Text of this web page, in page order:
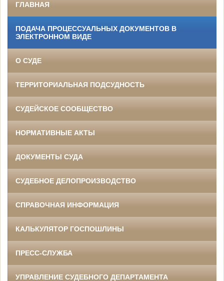
ГЛАВНАЯ
ПОДАЧА ПРОЦЕССУАЛЬНЫХ ДОКУМЕНТОВ В
ЭЛЕКТРОННОМ ВИДЕ
О СУДЕ
ТЕРРИТОРИАЛЬНАЯ ПОДСУДНОСТЬ
СУДЕЙСКОЕ СООБЩЕСТВО
НОРМАТИВНЫЕ АКТЫ
ДОКУМЕНТЫ СУДА
СУДЕБНОЕ ДЕЛОПРОИЗВОДСТВО
СПРАВОЧНАЯ ИНФОРМАЦИЯ
КАЛЬКУЛЯТОР ГОСПОШЛИНЫ
ПРЕСС-СЛУЖБА
УПРАВЛЕНИЕ СУДЕБНОГО ДЕПАРТАМЕНТА